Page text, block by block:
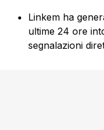
Linkem ha
ultime 24 ore
segnalazioni